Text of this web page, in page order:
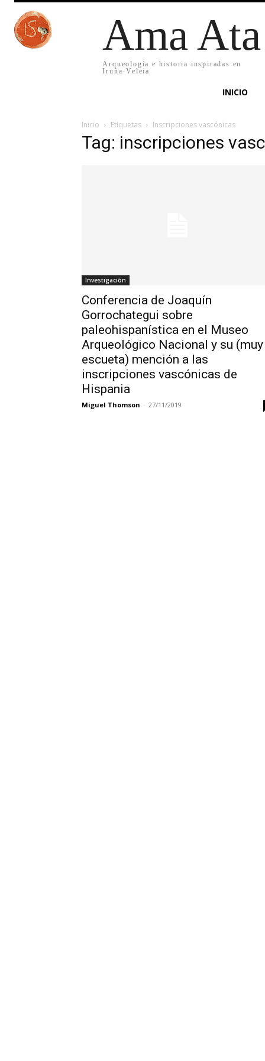
Ama Ata
Arqueología e historia inspiradas en
Iruña-Veleia
INICIO
Inicio Etiquetas Inscripciones vascónicas
Tag: inscripciones
Investigación
Conferencia de Joaquín
Gorrochategui sobre
paleohispanística en el Museo
Arqueológico Nacional y su (muy
escueta) mención a las
inscripciones vascónicas de
Hispania
Miguel Thomson - 27/11/2019